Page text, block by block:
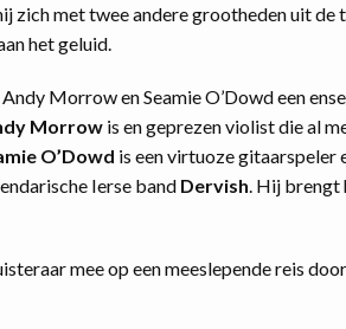
zich met twee andere grootheden uit de
het geluid.
Morrow en Seamie O’Dowd een
Morrowis en geprezen violist die al
O’Dowd is een virtuoze gitaarspeler
Ierse band Dervish. Hij brengt
mee op een meeslepende reis